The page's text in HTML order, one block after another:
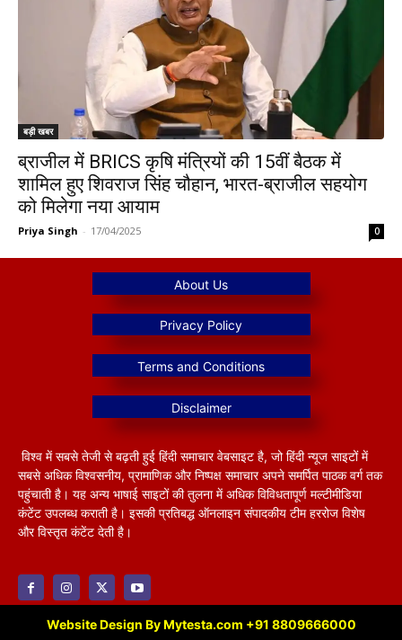
बड़ी खबर
ब्राजील में BRICS कृषि मंत्रियों की 15वीं बैठक में
शामिल हुए शिवराज सिंह चौहान, भारत-ब्राजील सहयोग
को मिलेगा नया आयाम
Priya Singh - 17/04/2025 0
विश्व में सबसे तेजी से बढ़ती हुई हिंदी समाचार वेबसाइट है, जो हिंदी न्यूज साइटों में
सबसे अधिक विश्वसनीय, प्रामाणिक और निष्पक्ष समाचार अपने समर्पित पाठक वर्ग तक
पहुंचाती है। यह अन्य भाषाई साइटों की तुलना में अधिक विविधतापूर्ण मल्टीमीडिया
कंटेंट उपलब्ध कराती है। इसकी प्रतिबद्ध ऑनलाइन संपादकीय टीम हररोज विशेष
और विस्तृत कंटेंट देती है।
Website Design By Mytesta.com +91 8809666000